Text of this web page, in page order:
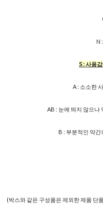
N
S : 사용
A : 소소한
AB : 눈에 띄지 않으나
B : 부분적인 약
(박스와 같은 구성품은 제외한 제품 단